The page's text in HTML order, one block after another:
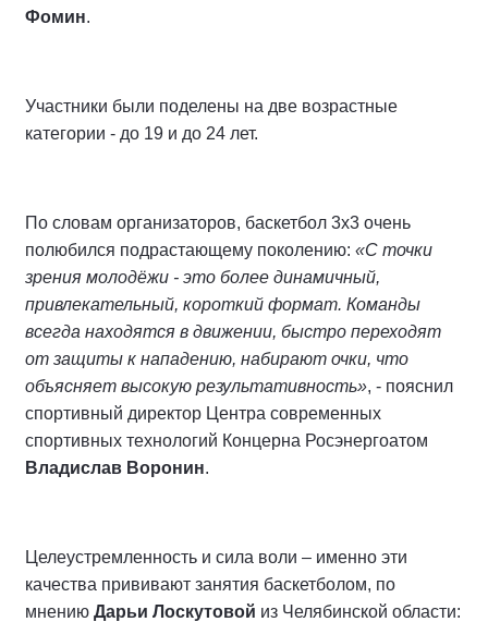
Фомин.
Участники были поделены на две возрастные
категории - до 19 и до 24 лет.
По словам организаторов, баскетбол 3х3 очень
полюбился подрастающему поколению: «С точки
зрения молодёжи - это более динамичный,
привлекательный, короткий формат. Команды
всегда находятся в движении, быстро переходят
от защиты к нападению, набирают очки, что
объясняет высокую результативность», - пояснил
спортивный директор Центра современных
спортивных технологий Концерна Росэнергоатом
Владислав Воронин.
Целеустремленность и сила воли – именно эти
качества прививают занятия баскетболом, по
мнению Дарьи Лоскутовой из Челябинской области: